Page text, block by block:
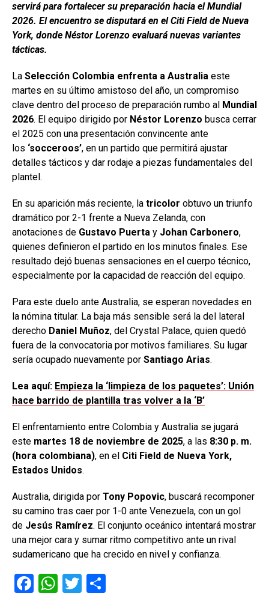
servirá para fortalecer su preparación hacia el Mundial
2026. El encuentro se disputará en el Citi Field de Nueva
York, donde Néstor Lorenzo evaluará nuevas variantes
tácticas.
La Selección Colombia enfrenta a Australia este
martes en su último amistoso del año, un compromiso
clave dentro del proceso de preparación rumbo al Mundial
2026. El equipo dirigido por Néstor Lorenzo busca cerrar
el 2025 con una presentación convincente ante
los ‘socceroos’, en un partido que permitirá ajustar
detalles tácticos y dar rodaje a piezas fundamentales del
plantel.
En su aparición más reciente, la tricolor obtuvo un triunfo
dramático por 2-1 frente a Nueva Zelanda, con
anotaciones de Gustavo Puerta y Johan Carbonero,
quienes definieron el partido en los minutos finales. Ese
resultado dejó buenas sensaciones en el cuerpo técnico,
especialmente por la capacidad de reacción del equipo.
Para este duelo ante Australia, se esperan novedades en
la nómina titular. La baja más sensible será la del lateral
derecho Daniel Muñoz, del Crystal Palace, quien quedó
fuera de la convocatoria por motivos familiares. Su lugar
sería ocupado nuevamente por Santiago Arias.
Lea aquí: Empieza la ‘limpieza de los paquetes’: Unión
hace barrido de plantilla tras volver a la ‘B’
El enfrentamiento entre Colombia y Australia se jugará
este martes 18 de noviembre de 2025, a las 8:30 p. m.
(hora colombiana), en el Citi Field de Nueva York,
Estados Unidos.
Australia, dirigida por Tony Popovic, buscará recomponer
su camino tras caer por 1-0 ante Venezuela, con un gol
de Jesús Ramírez. El conjunto oceánico intentará mostrar
una mejor cara y sumar ritmo competitivo ante un rival
sudamericano que ha crecido en nivel y confianza.
F
W T